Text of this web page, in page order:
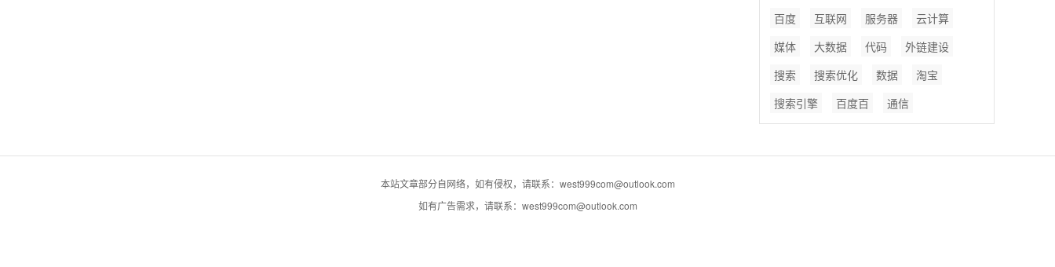
百度
互联网 服务器
云计算
媒体
大数据 代码
外链建设
搜索
搜索优化 数据
淘宝
搜索引擎
百度百 通信
本站文章部分自网络，如有侵权，请联系：west999com@outlook.com
如有广告需求，请联系：west999com@outlook.com